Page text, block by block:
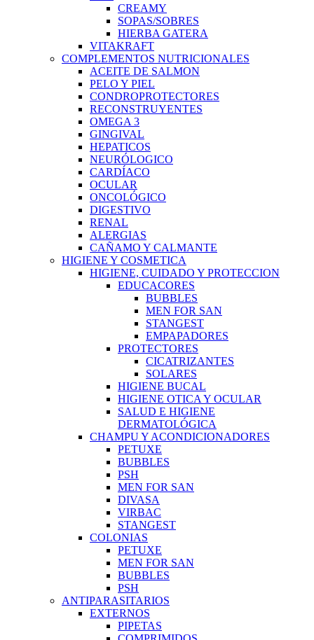
CREAMY
SOPAS/SOBRES
HIERBA GATERA
VITAKRAFT
COMPLEMENTOS NUTRICIONALES
ACEITE DE SALMON
PELO Y PIEL
CONDROPROTECTORES
RECONSTRUYENTES
OMEGA 3
GINGIVAL
HEPATICOS
NEURÓLOGICO
CARDÍACO
OCULAR
ONCOLÓGICO
DIGESTIVO
RENAL
ALERGIAS
CAÑAMO Y CALMANTE
HIGIENE Y COSMETICA
HIGIENE, CUIDADO Y PROTECCION
EDUCACORES
BUBBLES
MEN FOR SAN
STANGEST
EMPAPADORES
PROTECTORES
CICATRIZANTES
SOLARES
HIGIENE BUCAL
HIGIENE OTICA Y OCULAR
SALUD E HIGIENE
DERMATOLÓGICA
CHAMPU Y ACONDICIONADORES
PETUXE
BUBBLES
PSH
MEN FOR SAN
DIVASA
VIRBAC
STANGEST
COLONIAS
PETUXE
MEN FOR SAN
BUBBLES
PSH
ANTIPARASITARIOS
EXTERNOS
PIPETAS